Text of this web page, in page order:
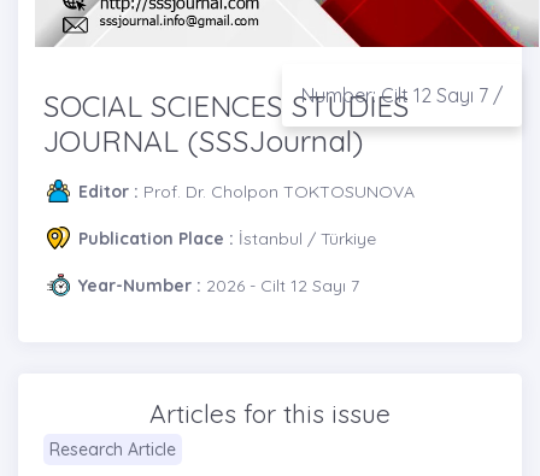
Number: Cilt 12 Sayı 7 /
SOCIAL SCIENCES STUDIES
JOURNAL (SSSJournal)
Editor : Prof. Dr. Cholpon TOKTOSUNOVA
Publication Place : İstanbul / Türkiye
Year-Number : 2026 - Cilt 12 Sayı 7
Articles for this issue
Research Article